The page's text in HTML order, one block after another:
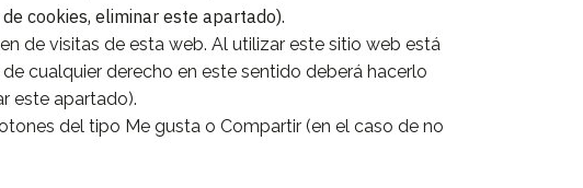
cookies, eliminar este apartado).
de visitas de esta web. Al utilizar este sitio web está
cualquier derecho en este sentido deberá hacerlo
este apartado).
del tipo Me gusta o Compartir (en el caso de no